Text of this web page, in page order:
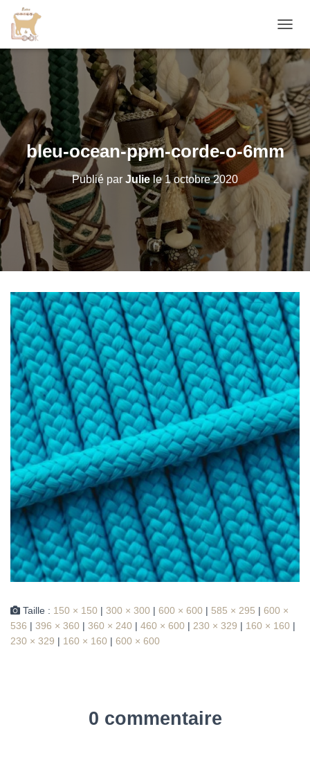
É
P
E
R
L
A
N
I
G
A
T
O
N
bleu-ocean-ppm-corde-o-6mm
Publié par Juliele1 octobre 2020
Taille : 150 × 150 | 300 × 300 | 600 × 600 | 585 × 295 | 600 ×
536 | 396 × 360 | 360 × 240 | 460 × 600 | 230 × 329 | 160 × 160 |
230 × 329 | 160 × 160 | 600 × 600
0 commentaire